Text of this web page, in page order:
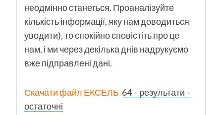
неодмінно станеться. Проаналізуйте
кількість інформації, яку нам доводиться
уводити), то спокійно сповістіть про це
нам, і ми через декілька днів надрукуємо
вже підправлені дані.
Скачати файл ЕКСЕЛЬ 64 – результати –
остаточні